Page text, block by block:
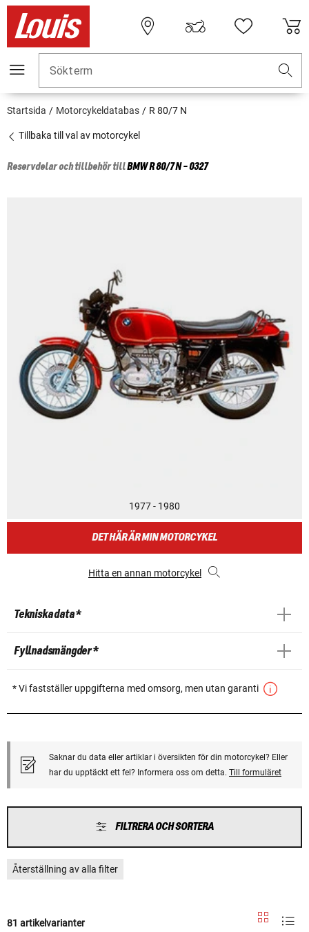
Sökterm
Startsida Motorcykeldatabas R 80/7 N
Tillbaka till val av motorcykel
Reservdelar och tillbehör tillBMWR 80/7 N - 0327
1977 - 1980
DET HÄR ÄR MIN MOTORCYKEL
Hitta en annan motorcykel
Tekniska data *
Fyllnadsmängder *
* Vi fastställer uppgifterna med omsorg, men utan garanti
Saknar du data eller artiklar i översikten för din motorcykel? Eller
har du upptäckt ett fel? Informera oss om detta. Till formuläret
FILTRERA OCH SORTERA
Återställning av alla filter
81 artikelvarianter